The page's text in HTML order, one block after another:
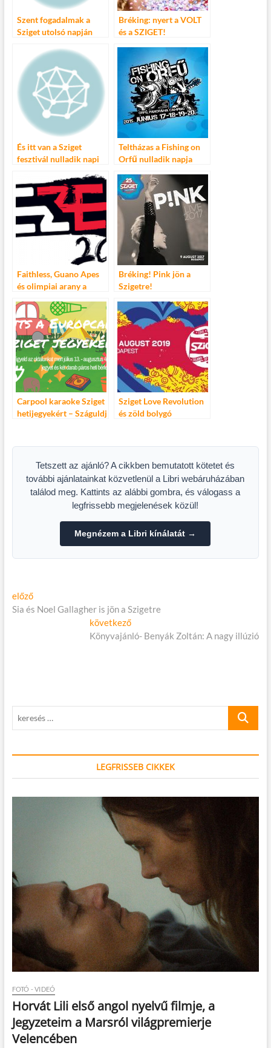
Szent fogadalmak a
Sziget utolsó napján
Bréking: nyert a VOLT
és a SZIGET!
És itt van a Sziget
fesztivál nulladik napi
Teltházas a Fishing on
Orfű nulladik napja
Faithless, Guano Apes
és olimpiai arany a
Bréking! Pink jön a
Szigetre!
Carpool karaoke Sziget
hetijegyekért – Száguldj
Sziget Love Revolution
és zöld bolygó
Tetszett az ajánló? A cikkben bemutatott kötetet és
további ajánlatainkat közvetlenül a Libri webáruházában
találod meg. Kattints az alábbi gombra, és válogass a
legfrissebb megjelenések közül!
Megnézem a Libri kínálatát →
Bejegyzés
navigáció
előzőElőző
cikk:
Sia és Noel Gallagher is jön a Szigetre
következőKövetkező
cikk:
Könyvajánló- Benyák Zoltán: A nagy illúzió
keresés
LEGFRISSEB CIKKEK
FOTÓ - VIDEÓ
Horvát Lili első angol nyelvű filmje, a
Jegyzeteim a Marsról világpremierje
Velencében